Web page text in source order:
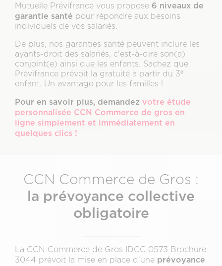
Mutuelle Prévifrance vous propose 6 niveaux de
garantie santé pour répondre aux besoins
individuels de vos salariés.
De plus, nos garanties santé peuvent inclure les
ayants-droit des salariés, c'est-à-dire son(a)
conjoint(e) ainsi que les enfants. Sachez que
Prévifrance prévoit la gratuité à partir du 3ᵉ
enfant. Un avantage pour les familles !
Pour en savoir plus, demandez votre étude
personnalisée CCN Commerce de gros en
ligne simplement et immédiatement en
quelques clics !
CCN Commerce de Gros :
la prévoyance collective
obligatoire
La CCN Commerce de Gros IDCC 0573 Brochure
3044 prévoit la mise en place d’une prévoyance